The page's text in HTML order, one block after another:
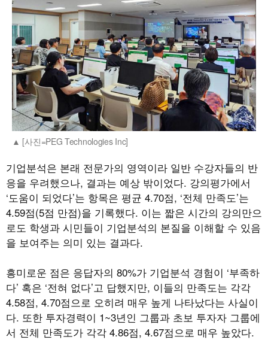
[사진=PEG Technologies Inc]
기업분석은 본래 전문가의 영역이라 일반 수강자들의 반
응을 우려했으나, 결과는 예상 밖이었다. 강의평가에서
‘도움이 되었다’는 항목은 평균 4.70점, ‘전체 만족도’는
4.59점(5점 만점)을 기록했다. 이는 짧은 시간의 강의만으
로도 학생과 시민들이 기업분석의 본질을 이해할 수 있음
을 보여주는 의미 있는 결과다.
흥미로운 점은 응답자의 80%가 기업분석 경험이 ‘부족하
다’ 혹은 ‘전혀 없다’고 답했지만, 이들의 만족도는 각각
4.58점, 4.70점으로 오히려 매우 높게 나타났다는 사실이
다. 또한 투자경력이 1~3년인 그룹과 초보 투자자 그룹에
서 전체 만족도가 각각 4.86점, 4.67점으로 매우 높았다.